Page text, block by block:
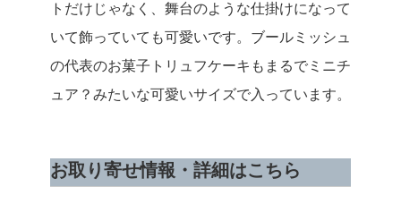
トだけじゃなく、舞台のような仕掛けになって
いて飾っていても可愛いです。ブールミッシュ
の代表のお菓子トリュフケーキもまるでミニチ
ュア？みたいな可愛いサイズで入っています。
お取り寄せ情報・詳細はこちら